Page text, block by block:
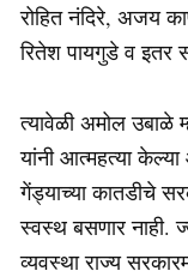
रोहित नंदिरे, अजय
रितेश पायगुडे व इतर
त्यावेळी अमोल उबाळे
यांनी आत्महत्या
गेंड्याच्या कातडीचे
स्वस्थ बसणार नाही.
व्यवस्था राज्य